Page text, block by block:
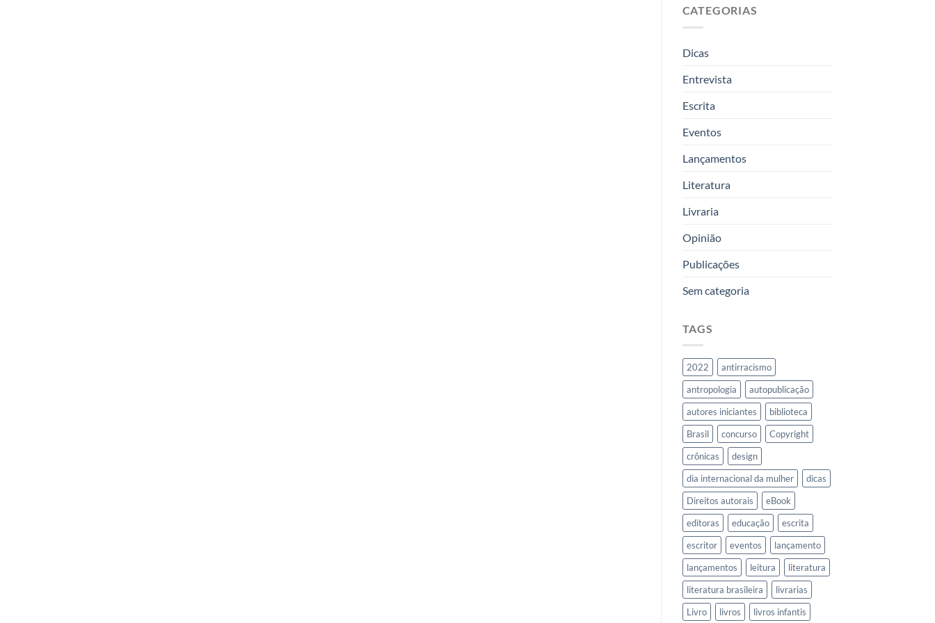
CATEGORIAS
Dicas
Entrevista
Escrita
Eventos
Lançamentos
Literatura
Livraria
Opinião
Publicações
Sem categoria
TAGS
2022
antirracismo
antropologia
autopublicação
autores iniciantes
biblioteca
Brasil
concurso
Copyright
crônicas
design
dia internacional da mulher
dicas
Direitos autorais
eBook
editoras
educação
escrita
escritor
eventos
lançamento
lançamentos
leitura
literatura
literatura brasileira
livrarias
Livro
livros livros infantis